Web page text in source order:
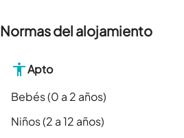
Normas del alojamiento
Apto
Bebés (0 a 2 años)
Niños (2 a 12 años)